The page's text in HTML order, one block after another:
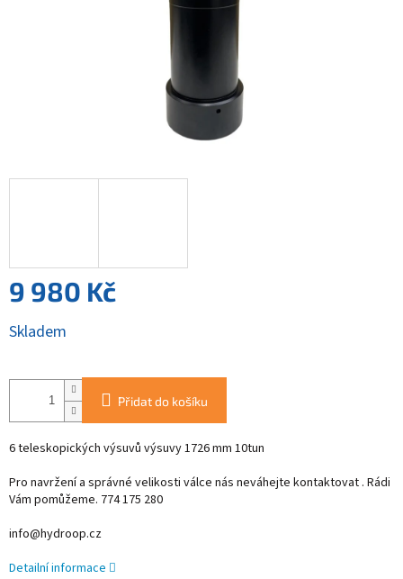
9 980 Kč
cena:
Skladem
Přidat do košíku
6 teleskopických výsuvů výsuvy 1726 mm 10tun
Pro navržení a správné velikosti válce nás neváhejte kontaktovat . Rádi
Vám pomůžeme. 774 175 280
info@hydroop.cz
Detailní informace